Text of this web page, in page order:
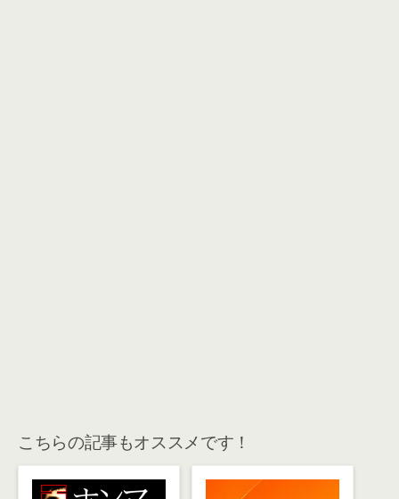
こちらの記事もオススメです！